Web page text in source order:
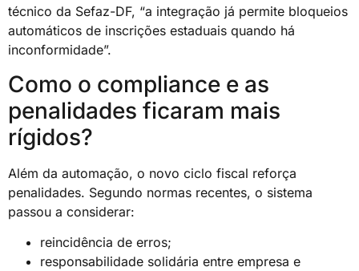
técnico da Sefaz-DF, “a integração já permite bloqueios
automáticos de inscrições estaduais quando há
inconformidade”.
Como o compliance e as
penalidades ficaram mais
rígidos?
Além da automação, o novo ciclo fiscal reforça
penalidades. Segundo normas recentes, o sistema
passou a considerar:
reincidência de erros;
responsabilidade solidária entre empresa e